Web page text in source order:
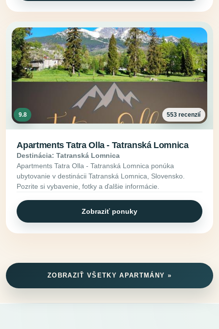
9.8 553 recenzií
Apartments Tatra Olla - Tatranská Lomnica
Destinácia: Tatranská Lomnica
Apartments Tatra Olla - Tatranská Lomnica ponúka
ubytovanie v destinácii Tatranská Lomnica, Slovensko.
Pozrite si vybavenie, fotky a ďalšie informácie.
Zobraziť ponuky
ZOBRAZIŤ VŠETKY APARTMÁNY »